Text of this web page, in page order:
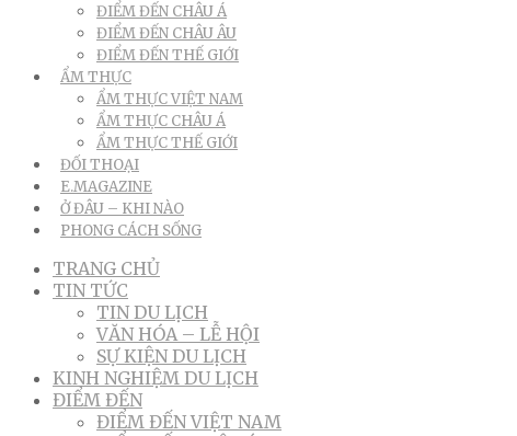
ĐIỂM ĐẾN CHÂU Á
ĐIỂM ĐẾN CHÂU ÂU
ĐIỂM ĐẾN THẾ GIỚI
ẨM THỰC
ẨM THỰC VIỆT NAM
ẨM THỰC CHÂU Á
ẨM THỰC THẾ GIỚI
ĐỐI THOẠI
E.MAGAZINE
Ở ĐÂU – KHI NÀO
PHONG CÁCH SỐNG
TRANG CHỦ
TIN TỨC
TIN DU LỊCH
VĂN HÓA – LỄ HỘI
SỰ KIỆN DU LỊCH
KINH NGHIỆM DU LỊCH
ĐIỂM ĐẾN
ĐIỂM ĐẾN VIỆT NAM